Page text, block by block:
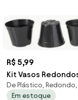
R$ 5,99
Kit Vasos
Preto 5 Peças
De Plástico,
Em estoque